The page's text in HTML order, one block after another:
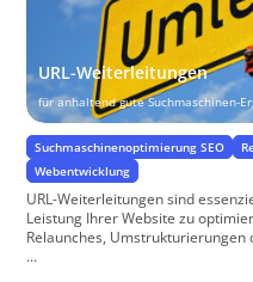
URL-Weiterleitungen
für anhaltend gute Suchmaschinen-
Suchmaschinenoptimierung SEO
Webentwicklung
URL-Weiterleitungen sind
Leistung Ihrer Website zu
Relaunches,
...